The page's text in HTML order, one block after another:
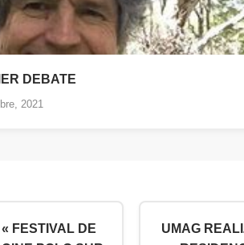
DEBATE
2021
« FESTIVAL DE
UMAG